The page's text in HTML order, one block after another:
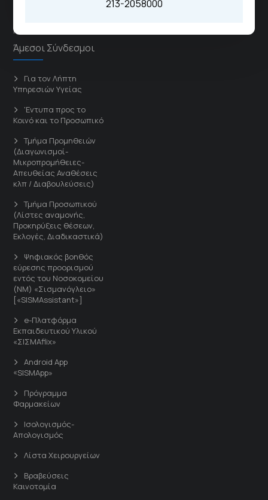
213-2058000
Πεντέλης
Άμεσοι Σύνδεσμοι
Για τον Λήπτη
Υπηρεσιών Υγείας
'Εντυπα προς το
Κοινό και το Προσωπικό
Τμήμα Προμηθειών
(Διαγωνισμοί-
Μικροπρομήθειες-
Απευθείας Αναθέσεις
κλπ / Διαβουλεύσεις)
Τμήμα Προσωπικού
(Λίστες αναμονής,
Προκηρύξεις θέσεων,
Εκλογές, Διαδικαστικά)
Ψηφιακός βοηθός
εύρεσης προορισμού
εντός του Νοσοκομείου
(ΝΜ) «Σισμανόγλειο»
[«SISMAssistant»]
e-Πλατφόρμα
Εκπαιδευτικού Υλικού
«ΣΙΣΜΑflix»
Android App
«SISMApp»
Πρόγραμμα
Φαρμακείων
Ισολογισμός-
Απολογισμός
Λίστα Χειρουργείων
Βραβεύσεις
Καινοτομία